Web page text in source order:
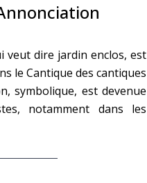
veut dire jardin enclos, est
le Cantique des cantiques
symbolique, est devenue
notamment dans les